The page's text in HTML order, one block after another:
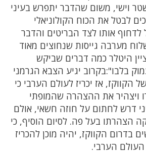
וישי, משום שהדבר יתפרש בעיני
לבטל את הכוח הקולוניאלי
אותו לצד הבריטים והדבר
מערבה גייסות שנחוצים מאוד
היטלר כמה דברים שביקש
בלבו":בקרוב יגיע הצבא הגרמני
הקווקז, אז יכריז לעולם הערבי כי
ויצהיר את ההצהרה שהמופתי
דרש לחתום על חוזה חשאי, אולם
הצהרתו בעל פה. לסיום הוסיף, כי
בדרום הקווקז, יהיה מוכן להכריז
הערבי.